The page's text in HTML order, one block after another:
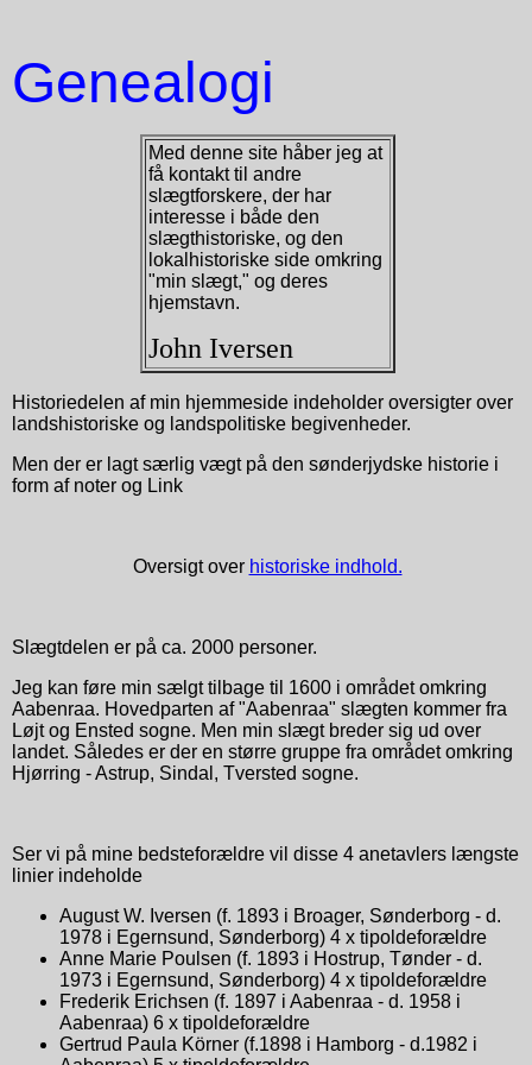
Genealogi
Med denne site håber jeg at
få kontakt til andre
slægtforskere, der har
interesse i både den
slægthistoriske, og den
lokalhistoriske side omkring
"min slægt," og deres
hjemstavn.
John Iversen
Historiedelen af min hjemmeside indeholder oversigter over
landshistoriske og landspolitiske begivenheder.
Men der er lagt særlig vægt på den sønderjydske historie i
form af noter og Link
Oversigt over historiske indhold.
Slægtdelen er på ca. 2000 personer.
Jeg kan føre min sælgt tilbage til 1600 i området omkring
Aabenraa. Hovedparten af "Aabenraa" slægten kommer fra
Løjt og Ensted sogne. Men min slægt breder sig ud over
landet. Således er der en større gruppe fra området omkring
Hjørring - Astrup, Sindal, Tversted sogne.
Ser vi på mine bedsteforældre vil disse 4 anetavlers længste
linier indeholde
August W. Iversen (f. 1893 i Broager, Sønderborg - d.
1978 i Egernsund, Sønderborg) 4 x tipoldeforældre
Anne Marie Poulsen (f. 1893 i Hostrup, Tønder - d.
1973 i Egernsund, Sønderborg) 4 x tipoldeforældre
Frederik Erichsen (f. 1897 i Aabenraa - d. 1958 i
Aabenraa) 6 x tipoldeforældre
Gertrud Paula Körner (f.1898 i Hamborg - d.1982 i